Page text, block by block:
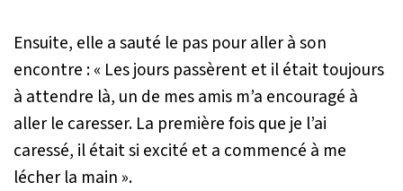
Ensuite, elle a sauté le pas pour aller à son
encontre :« Les jours passèrent et il était toujours
à attendre là, un de mes amis m’a encouragé à
aller le caresser. La première fois que je l’ai
caressé, il était si excité et a commencé à me
lécher la main ».